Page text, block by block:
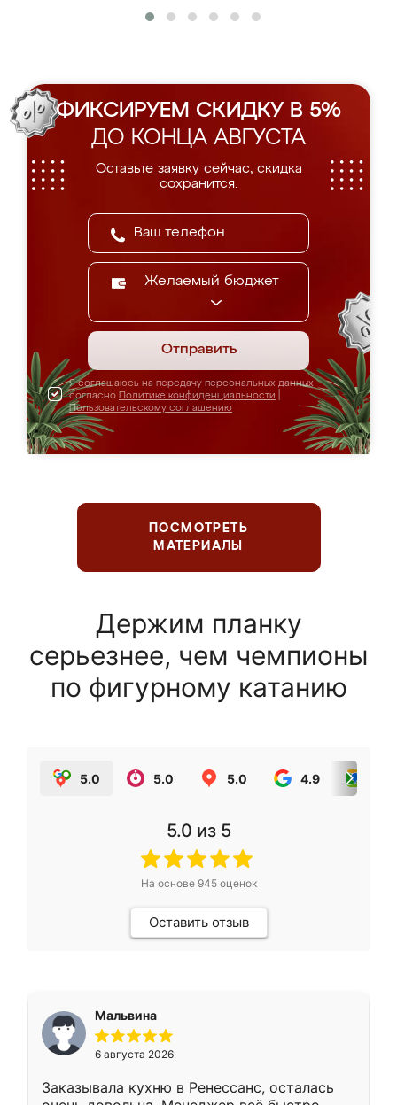
ФИКСИРУЕМ СКИДКУ В 5%
ДО КОНЦА АВГУСТА
Оставьте заявку сейчас, скидка
сохранится.
Желаемый бюджет
Отправить
Я соглашаюсь на передачу персональных данных
согласно Политике конфиденциальности
Пользовательскому соглашению
ПОСМОТРЕТЬ
МАТЕРИАЛЫ
Держим планку
серьезнее, чем чемпионы
по фигурному катанию
5.0 5.0 5.0 4.9
5.0 из 5
На основе 945оценок
Оставить отзыв
Мальвина
6 августа 2026
Заказывала кухню в Ренессанс, осталась